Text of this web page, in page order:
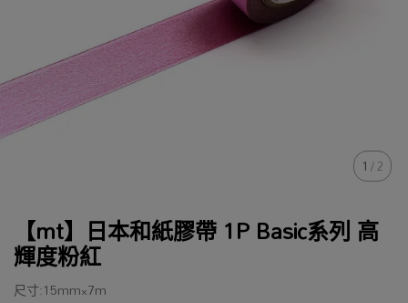
1/2
【mt】日本和紙膠帶 1P Basic系列 高
輝度粉紅
尺寸:15mm×7m